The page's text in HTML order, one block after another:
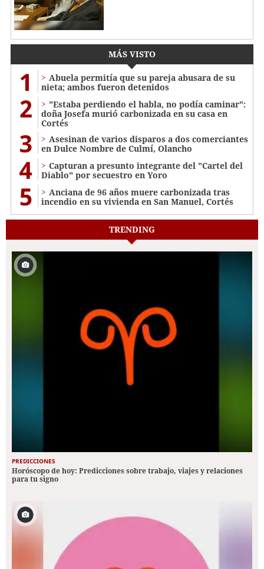
MÁS VISTO
1
Abuela permitía que su pareja abusara de su
nieta; ambos fueron detenidos
2
"Estaba perdiendo el habla, no podía caminar":
doña Josefa murió carbonizada en su casa en
Cortés
3
Asesinan de varios disparos a dos comerciantes
en Dulce Nombre de Culmí, Olancho
4
Capturan a presunto integrante del "Cartel del
Diablo" por secuestro en Yoro
5
Anciana de 96 años muere carbonizada tras
incendio en su vivienda en San Manuel, Cortés
TRENDING
PREDICCIONES
Horóscopo de hoy: Predicciones sobre trabajo, viajes y relaciones
para tu signo